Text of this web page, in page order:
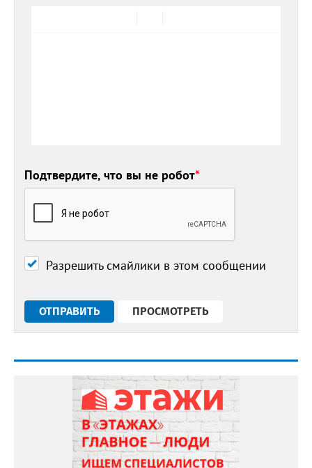
Подтвердите, что вы не робот*
Разрешить смайлики в этом сообщении